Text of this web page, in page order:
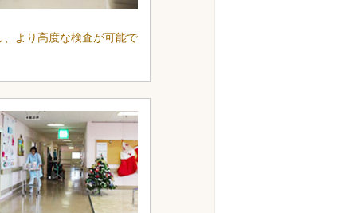
、より高度な検査が可能で